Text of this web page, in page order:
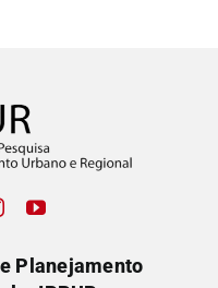
Planejamento